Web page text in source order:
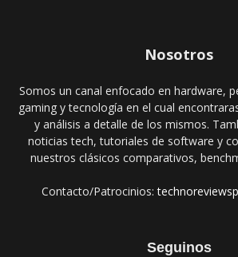
Nosotros
Somos un canal enfocado en hardware,
gaming y tecnología en el cual
y análisis a detalle de los mismos.
noticias tech, tutoriales de software y
nuestros clásicos comparativos,
Contacto/Patrocinios:
Seguinos